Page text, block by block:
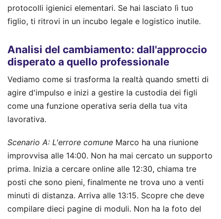
protocolli igienici elementari. Se hai lasciato lì tuo
figlio, ti ritrovi in un incubo legale e logistico inutile.
Analisi del cambiamento: dall'approccio
disperato a quello professionale
Vediamo come si trasforma la realtà quando smetti di
agire d'impulso e inizi a gestire la custodia dei figli
come una funzione operativa seria della tua vita
lavorativa.
Scenario A: L'errore comune Marco ha una riunione
improvvisa alle 14:00. Non ha mai cercato un supporto
prima. Inizia a cercare online alle 12:30, chiama tre
posti che sono pieni, finalmente ne trova uno a venti
minuti di distanza. Arriva alle 13:15. Scopre che deve
compilare dieci pagine di moduli. Non ha la foto del